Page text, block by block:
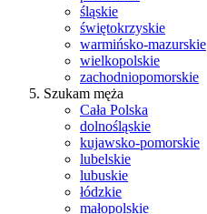
śląskie
świętokrzyskie
warmińsko-mazurskie
wielkopolskie
zachodniopomorskie
Szukam męża
Cała Polska
dolnośląskie
kujawsko-pomorskie
lubelskie
lubuskie
łódzkie
małopolskie